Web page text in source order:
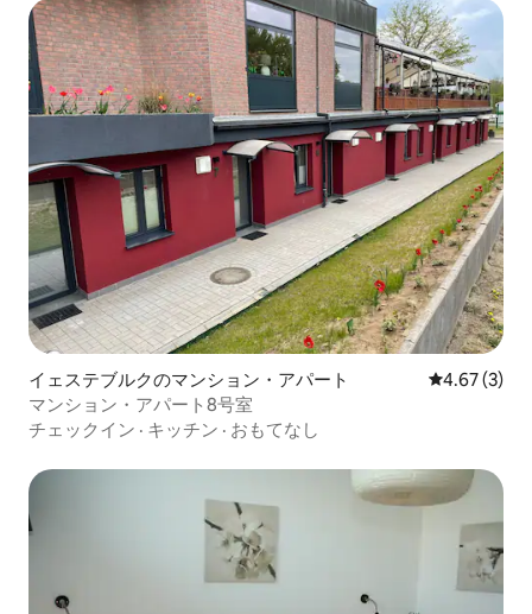
イェステブルクのマンション・アパート レビュー3
4.67 (3)
マンション・アパート8号室
チェックイン · キッチン · おもてなし